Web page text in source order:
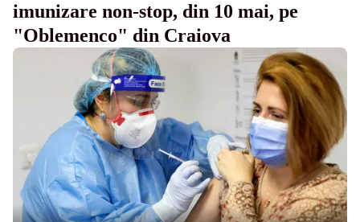
imunizare non-stop, din 10 mai, pe
"Oblemenco" din Craiova